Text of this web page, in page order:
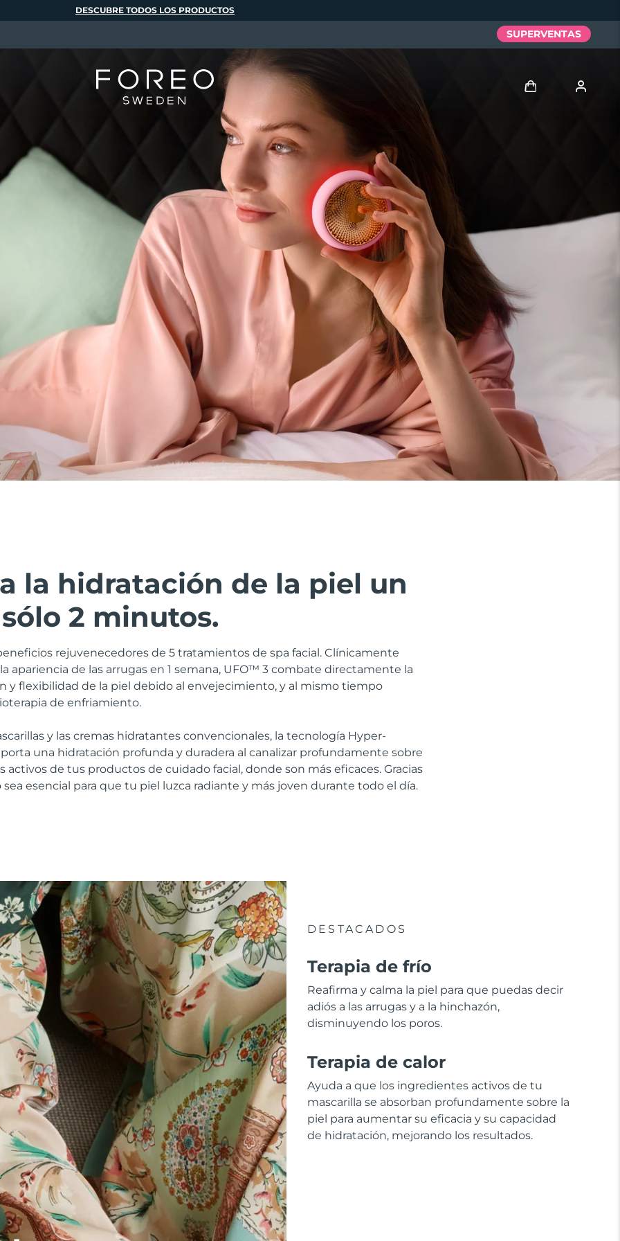
la hidratación de la piel un
sólo 2 minutos.
rejuvenecedores de 5 tratamientos de spa facial. Clínicamente
apariencia de las arrugas en 1 semana, UFO™ 3 combate directamente la
y flexibilidad de la piel debido al envejecimiento, y al mismo tiempo
de enfriamiento.
y las cremas hidratantes convencionales, la tecnología Hyper-
una hidratación profunda y duradera al canalizar profundamente sobre
activos de tus productos de cuidado facial, donde son más eficaces. Gracias
sea esencial para que tu piel luzca radiante y más joven durante todo el día.
DESTACADOS
Terapia de frío
Reafirma y calma la piel para que puedas decir
adiós a las arrugas y a la hinchazón,
disminuyendo los poros.
Terapia de calor
Ayuda a que los ingredientes activos de tu
mascarilla se absorban profundamente sobre la
piel para aumentar su eficacia y su capacidad
de hidratación, mejorando los resultados.
DESCUBRE TODOS LOS PRODUCTOS
SUPERVENTAS
Mis pedidos
Mis suscripciones